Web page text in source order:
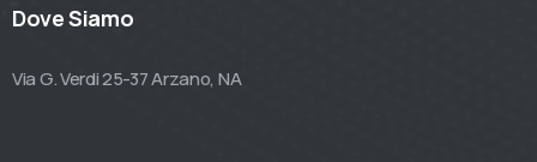
Dove Siamo
Via G. Verdi 25-37 Arzano, NA